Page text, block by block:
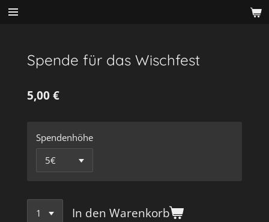
Zum
Spende für das Wischfest
5,00 €
Spendenhöhe
In den Warenkorb